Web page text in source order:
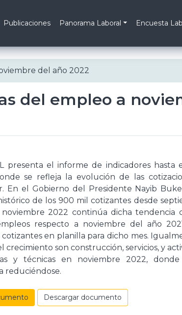
Publicaciones Panorama Laboral Encuesta
del año 2022
del empleo a
presenta el informe de indicadores hasta
se refleja la evolución de las
En el Gobierno del Presidente Nayib
de los 900 mil cotizantes desde
2022 continúa dicha tendencia
respecto a noviembre del año
cotizantes en planilla para dicho mes.
crecimiento son construcción, servicios, y
y técnicas en noviembre 2022, donde
reduciéndose.
Descargar documento